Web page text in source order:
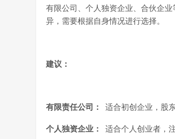
有限公司、个人独资企业、合伙企
异，需要根据自身情况进行选择。
建议：
有限责任公司： 适合初创企业，股
个人独资企业： 适合个人创业者，